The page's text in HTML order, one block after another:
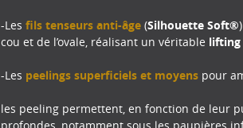
-Les fils tenseurs anti-âge (Silhouette Soft®
cou et de l’ovale, réalisant un véritable lifting
-Les peelings superficiels et moyens pour
les peeling permettent, en fonction de leur
profondes, notamment sous les paupières